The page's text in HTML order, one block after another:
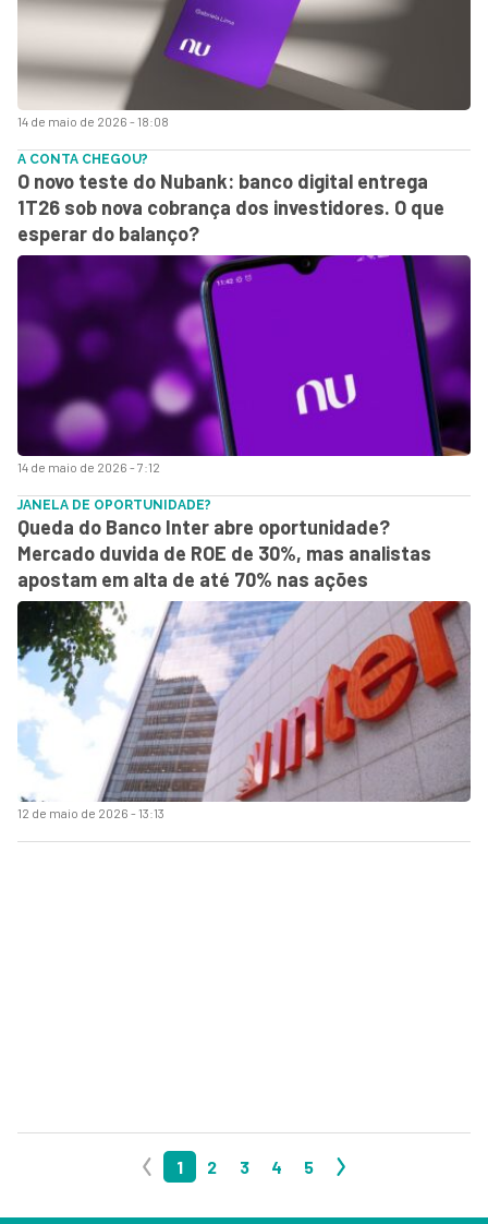
14 de maio de 2026 - 18:08
14 de maio de 2026 - 7:12
A CONTA CHEGOU?
O novo teste do Nubank: banco digital entrega
1T26 sob nova cobrança dos investidores. O que
esperar do balanço?
12 de maio de 2026 - 13:13
JANELA DE OPORTUNIDADE?
Queda do Banco Inter abre oportunidade?
Mercado duvida de ROE de 30%, mas analistas
apostam em alta de até 70% nas ações
1 2 3 4 5